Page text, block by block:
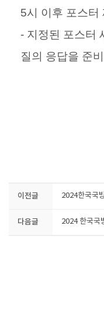
5시 이후 포스터
- 지정된 포스터
질의 응답을 준
이전글 2024한국국
다음글 2024 한국국